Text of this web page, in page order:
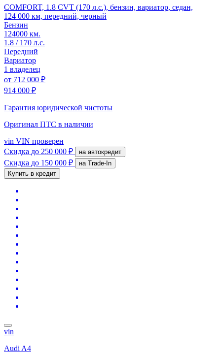
COMFORT, 1.8 CVT (170 л.с.), бензин, вариатор, седан,
124 000 км, передний, черный
Бензин
124000 км.
1.8 / 170 л.с.
Передний
Вариатор
1 владелец
от 712 000 ₽
914 000 ₽
Гарантия юридической чистоты
Оригинал ПТС в наличии
vin VIN проверен
Скидка до 250 000 ₽ на автокредит
Скидка до 150 000 ₽
на Trade-In
Купить в кредит
vin
Audi A4